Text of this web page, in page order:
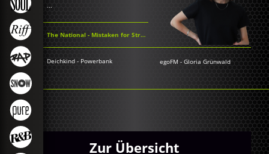
...
The National - Mistaken for Strangers
Deichkind - Powerbank egoFM -Gloria Grünwald
Zur Übersicht